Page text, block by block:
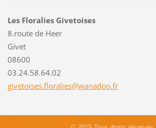
Les Floralies Givetoises
8.route de Heer
Givet
08600
03.24.58.64.02
givetoises.floralies@wanadoo.fr